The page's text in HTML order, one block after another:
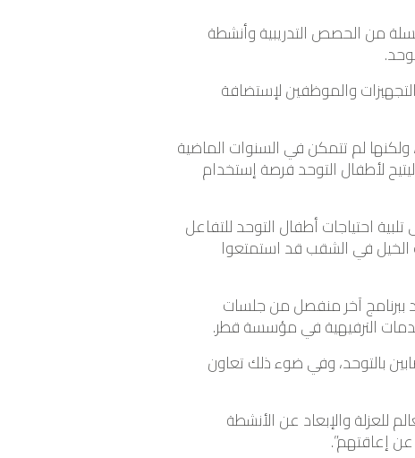
من الحصص التدريبية وأنشطة
والموظفين لإستضافة
ولكنها لم تتمكن في السنوات الماضية
لأطفال التوحد فرصة إستخدام
احتياجات أطفال التوحد للتفاعل
الخيل في الشقب قد استمتعوا
التوحد ببرنامج آخر منفصل من جلسات
الترفيهية في مؤسسة قطر.
بالتوحد، وفي ضوء ذلك تعاون
للعزلة والإبعاد عن الأنشطة
إعاقتهم”.